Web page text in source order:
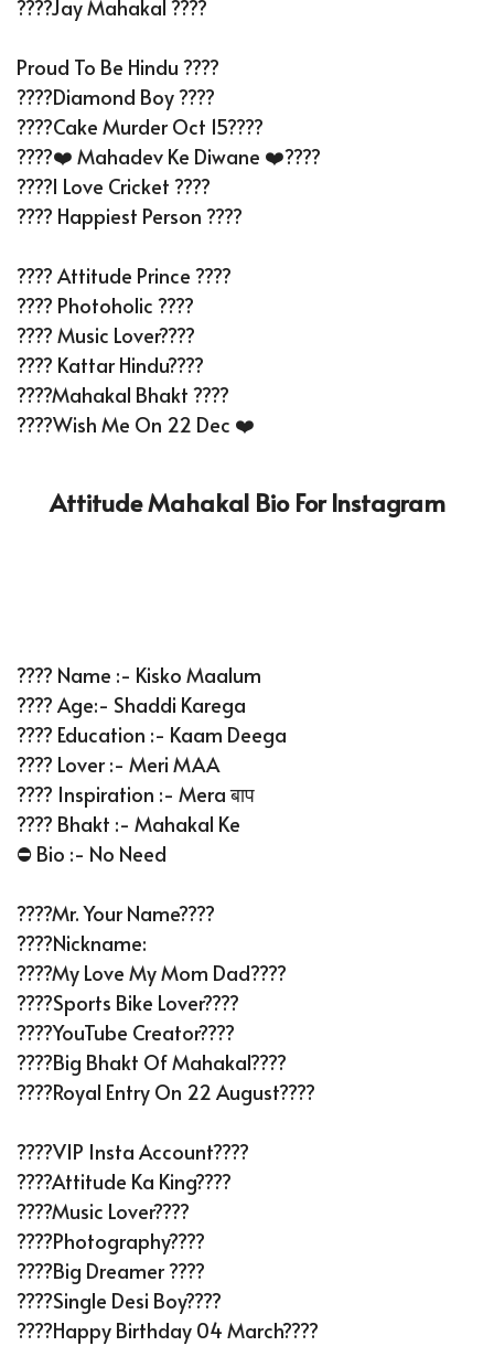
????Jay Mahakal ????
Proud To Be Hindu ????
????Diamond Boy ????
????cake Murder Oct 15????
????❤️ Mahadev Ke Diwane ❤️????
????I Love Cricket ????
???? Happiest Person ????
???? Attitude Prince ????
???? Photoholic ????
???? Music Lover????
???? Kattar Hindu????
????Mahakal Bhakt ????
????Wish Me On 22 Dec ❤️
Attitude Mahakal Bio For Instagram
???? Name :- Kisko Maalum
???? Age:- Shaddi Karega
???? Education :- Kaam Deega
???? Lover :- Meri MAA
???? Inspiration :- Mera बाप
????️ Bhakt :- Mahakal Ke
⛔ Bio :- No Need
????Mr. Your Name????
????Nickname:
????My Love My Mom Dad????
????️Sports Bike Lover????️
????YouTube Creator????
????️Big Bhakt Of Mahakal????️
????Royal Entry On 22 August????
????VIP Insta Account????
????Attitude Ka King????
????Music Lover????
????Photography????
????Big Dreamer ????
????Single Desi Boy????
????Happy Birthday 04 March????